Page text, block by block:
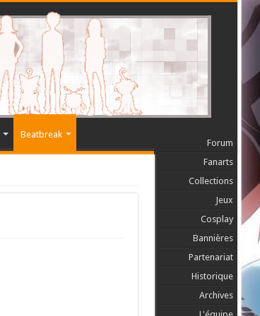
Beatbreak
Forum
Fanarts
Collections
Jeux
Cosplay
Bannières
Partenariat
Historique
Archives